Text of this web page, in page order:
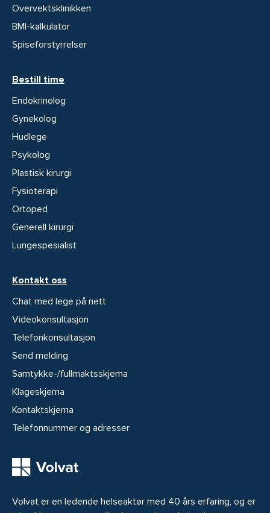
Volvat er en ledende helseaktør med 40 års erfaring, og er
Overvektsklinikken
BMI-kalkulator
Spiseforstyrrelser
Bestill time
Endokrinolog
Gynekolog
Hudlege
Psykolog
Plastisk kirurgi
Fysioterapi
Ortoped
Generell kirurgi
Lungespesialist
Kontakt oss
Chat med lege på nett
Videokonsultasjon
Telefonkonsultasjon
Send melding
Samtykke-/fullmaktsskjema
Klageskjema
Kontaktskjema
Telefonnummer og adresser